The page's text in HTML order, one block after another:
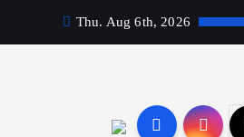
Thu. Aug 6th, 2026